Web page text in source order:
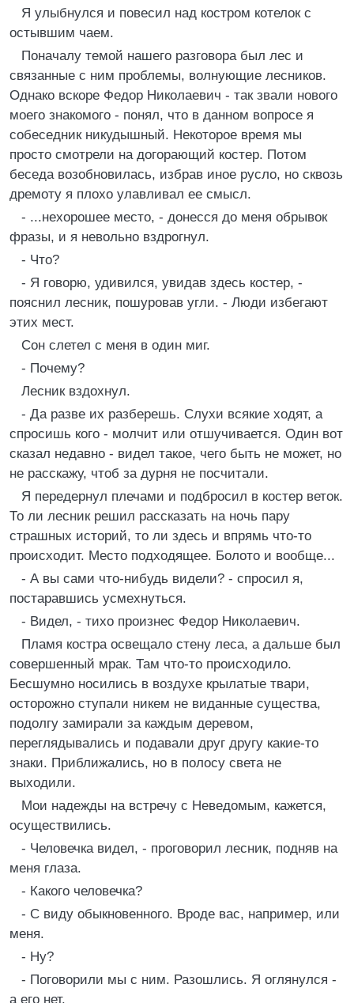
Я улыбнулся и повесил над костром котелок с
остывшим чаем.
Поначалу темой нашего разговора был лес и
связанные с ним проблемы, волнующие лесников.
Однако вскоре Федор Николаевич - так звали нового
моего знакомого - понял, что в данном вопросе я
собеседник никудышный. Некоторое время мы
просто смотрели на догорающий костер. Потом
беседа возобновилась, избрав иное русло, но сквозь
дремоту я плохо улавливал ее смысл.
- ...нехорошее место, - донесся до меня обрывок
фразы, и я невольно вздрогнул.
- Что?
- Я говорю, удивился, увидав здесь костер, -
пояснил лесник, пошуровав угли. - Люди избегают
этих мест.
Сон слетел с меня в один миг.
- Почему?
Лесник вздохнул.
- Да разве их разберешь. Слухи всякие ходят, а
спросишь кого - молчит или отшучивается. Один вот
сказал недавно - видел такое, чего быть не может, но
не расскажу, чтоб за дурня не посчитали.
Я передернул плечами и подбросил в костер веток.
То ли лесник решил рассказать на ночь пару
страшных историй, то ли здесь и впрямь что-то
происходит. Место подходящее. Болото и вообще...
- А вы сами что-нибудь видели? - спросил я,
постаравшись усмехнуться.
- Видел, - тихо произнес Федор Николаевич.
Пламя костра освещало стену леса, а дальше был
совершенный мрак. Там что-то происходило.
Бесшумно носились в воздухе крылатые твари,
осторожно ступали никем не виданные существа,
подолгу замирали за каждым деревом,
переглядывались и подавали друг другу какие-то
знаки. Приближались, но в полосу света не
выходили.
Мои надежды на встречу с Неведомым, кажется,
осуществились.
- Человечка видел, - проговорил лесник, подняв на
меня глаза.
- Какого человечка?
- С виду обыкновенного. Вроде вас, например, или
меня.
- Ну?
- Поговорили мы с ним. Разошлись. Я оглянулся -
а его нет.